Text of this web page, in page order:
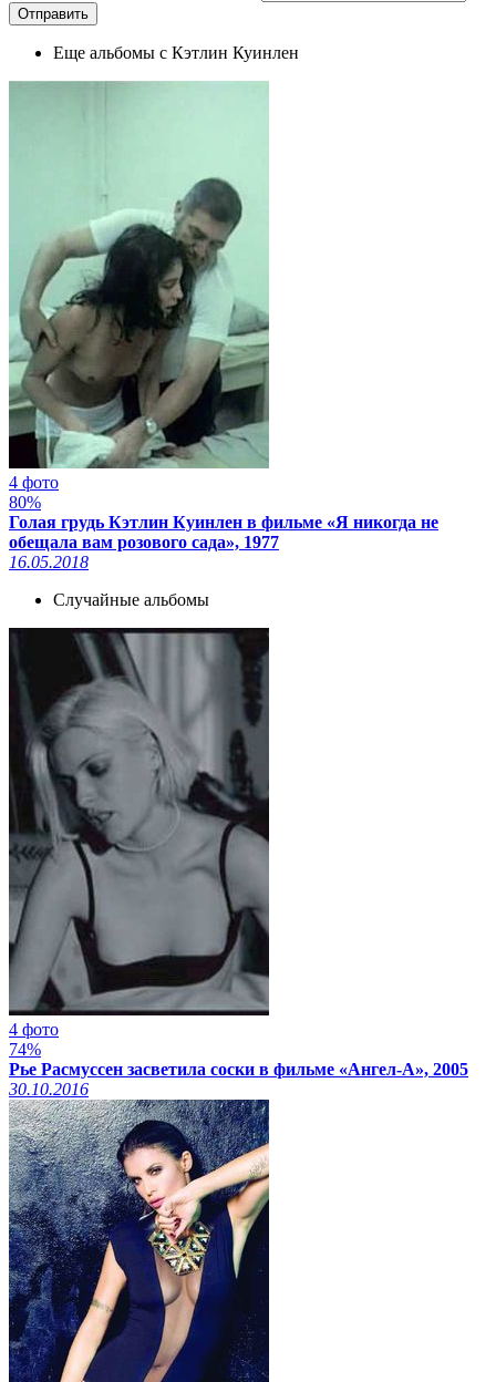
Еще альбомы с Кэтлин Куинлен
4 фото
80%
Голая грудь Кэтлин Куинлен в фильме «Я никогда не
обещала вам розового сада», 1977
16.05.2018
Случайные альбомы
4 фото
74%
Рье Расмуссен засветила соски в фильме «Ангел-А», 2005
30.10.2016